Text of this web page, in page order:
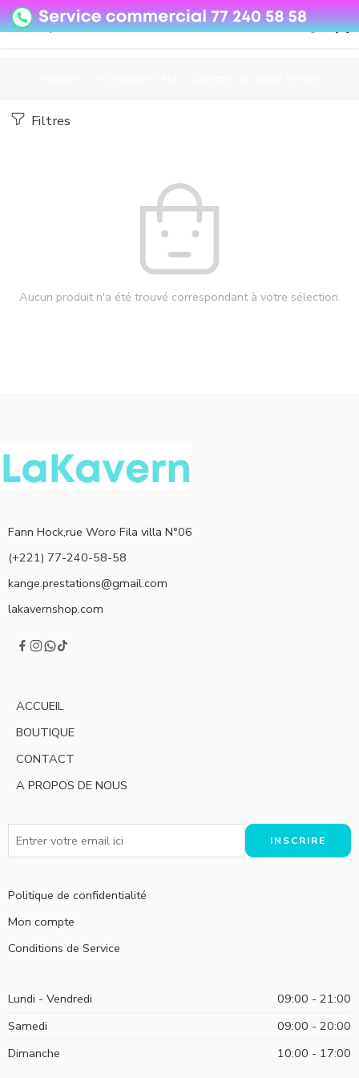
08o35epzeyex8vmjn04i2j4algz26o
Filtres
Aucun produit n'a été trouvé correspondant à votre sélection.
Fann Hock,rue Woro Fila villa N°06
(+221) 77-240-58-58
kange.prestations@gmail.com
lakavernshop.com
ACCUEIL
BOUTIQUE
CONTACT
A PROPOS DE NOUS
Politique de confidentialité
Mon compte
Conditions de Service
Lundi - Vendredi
09:00 - 21:00
Samedi
09:00 - 20:00
Dimanche
10:00 - 17:00